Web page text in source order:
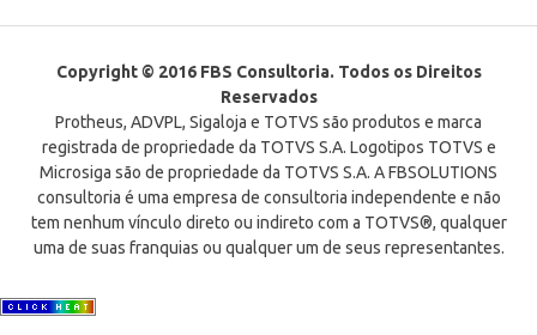
Copyright © 2016 FBS Consultoria. Todos os Direitos
Reservados
Protheus, ADVPL, Sigaloja e TOTVS são produtos e marca
registrada de propriedade da TOTVS S.A. Logotipos TOTVS e
Microsiga são de propriedade da TOTVS S.A. A FBSOLUTIONS
consultoria é uma empresa de consultoria independente e não
tem nenhum vínculo direto ou indireto com a TOTVS®, qualquer
uma de suas franquias ou qualquer um de seus representantes.